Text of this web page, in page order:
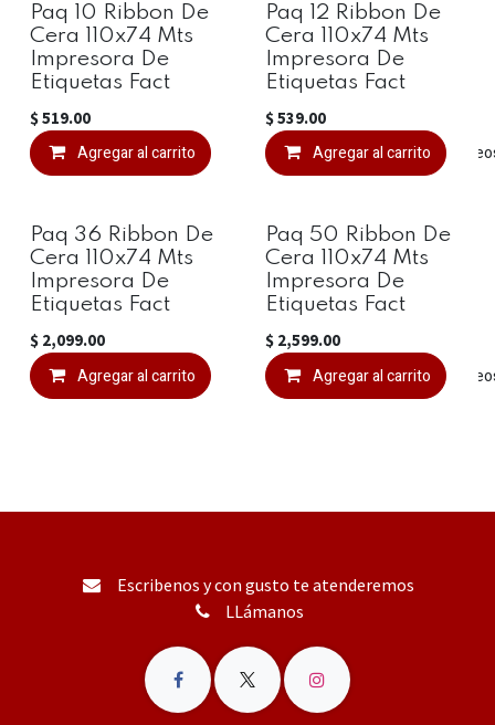
Paq 10 Ribbon De
Cera 110x74 Mts
Impresora De
Etiquetas Fact
$519.00
Agregar al carrito Agregar a la lista de
Paq 12 Ribbon De
Cera 110x74 Mts
Impresora De
Etiquetas Fact
$539.00
Agregar al carrito
Paq 36 Ribbon De
Cera 110x74 Mts
Impresora De
Etiquetas Fact
$ 2,099.00
Agregar al carrito Agregar a la lista de
Paq 50 Ribbon De
Cera 110x74 Mts
Impresora De
Etiquetas Fact
$ 2,599.00
Agregar al carrito
Escribenos y con gusto te atenderemos
LLámanos